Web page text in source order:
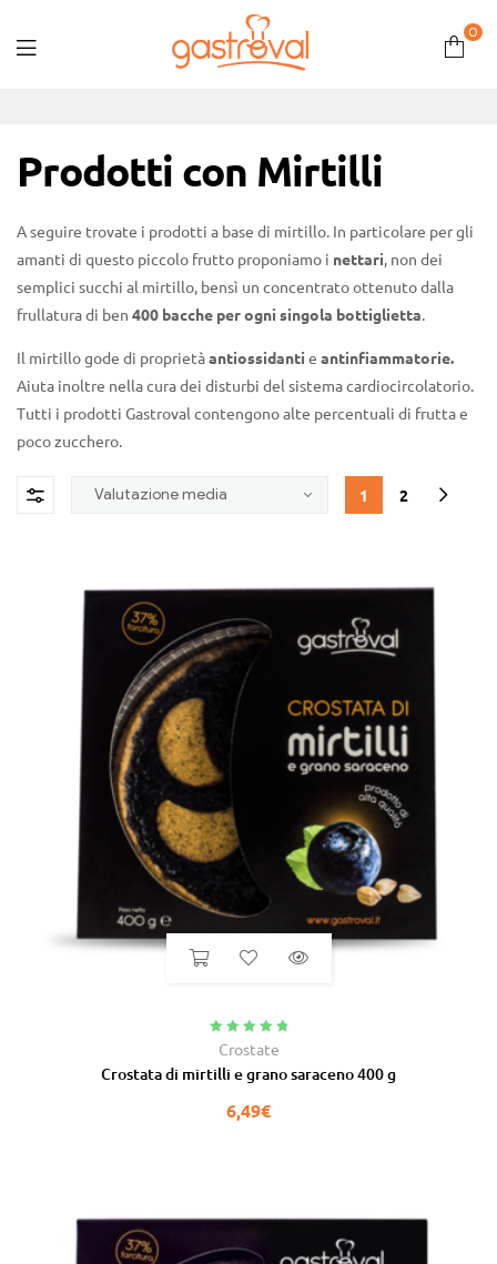
0
Prodotti con Mirtilli
A seguire trovate i prodotti a base di mirtillo. In particolare per gli
amanti di questo piccolo frutto proponiamo i nettari, non dei
semplici succhi al mirtillo, bensì un concentrato ottenuto dalla
frullatura di ben 400 bacche per ogni singola bottiglietta.
Il mirtillo gode di proprietàantiossidanti e antinfiammatorie.
Aiuta inoltre nella cura dei disturbi del sistema cardiocircolatorio.
Tutti i prodotti Gastroval contengono alte percentuali di frutta e
poco zucchero.
1 2
Valutato
5.00
Crostate
Crostata di mirtilli e grano saraceno 400 g
6,49€